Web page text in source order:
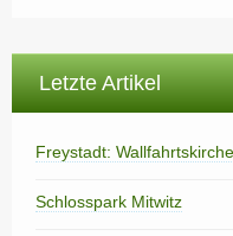
Letzte Artikel
Freystadt:
Schlosspark Mitwitz